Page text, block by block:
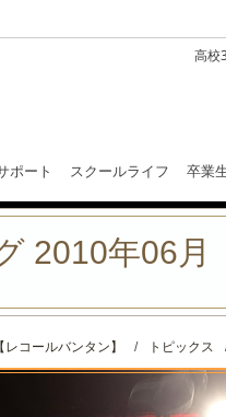
高校
ポート スクールライフ 卒業
2010年06月
コールバンタン】 / トピックス